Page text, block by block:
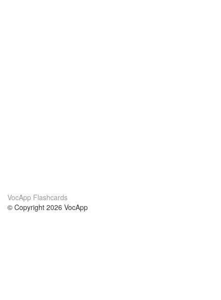
VocApp Flashcards
© Copyright 2026 VocApp